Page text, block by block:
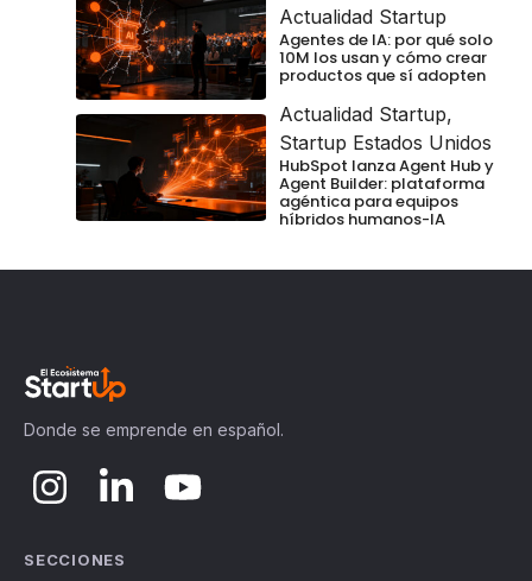
Actualidad Startup
Agentes de IA: por qué solo
10M los usan y cómo crear
productos que sí adopten
Actualidad Startup,
Startup Estados Unidos
HubSpot lanza Agent Hub y
Agent Builder: plataforma
agéntica para equipos
híbridos humanos-IA
Donde se emprende en español.
SECCIONES